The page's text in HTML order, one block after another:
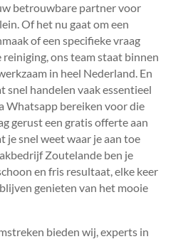
betrouwbare partner voor
Of het nu gaat om een
of een specifieke vraag
ons team staat binnen
in heel Nederland.​ En
snel handelen vaak essentieel
Whatsapp bereiken voor die
gerust een gratis offerte aan
je snel weet waar je aan toe
Zoutelande ben je
en fris resultaat, elke keer
genieten van het mooie
bieden wij, experts in